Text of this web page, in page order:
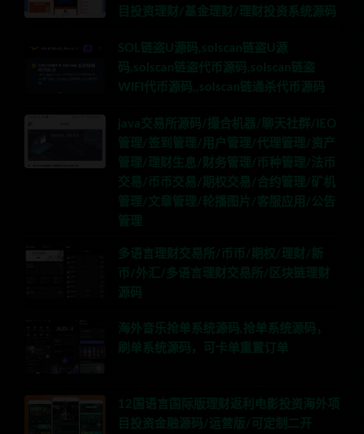
目投资理财/基金理财/理财投资系统源码
SOL链盗U源码,solscan链盗U源
码,solscan链盗代币源码,solscan链盗
WIFI代币源码,,solscan链通杀代币源码
java交易所源码/撮合机器/聊天社群/IEO
管理/签到管理/用户管理/代理管理/资产
管理/理财生息/财务管理/币种管理/法币
交易/币币交易/期权交易/合约管理/矿机
管理/文章管理/轮播图片/客服应用/公告
管理
多语言理财交易所/币币/期权/理财/新
币/外汇/多语言理财交易所/区块链理财
源码
海外音乐抢单系统源码,抢单系统源码，
刷单系统源码，可卡单重置订单
12国语言国际版理财返利电影投资海外项
目投资金融源码/运营版/可定制二开